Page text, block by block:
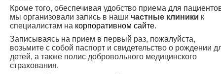
Кроме того, обеспечивая удобство приема для
мы организовали запись в наши частные клиники к
специалистам на корпоративном сайте.
Записываясь на прием в первый раз, пожалуйста,
возьмите с собой паспорт и свидетельство о рождении
детей, а также полис добровольного медицинского
страхования.